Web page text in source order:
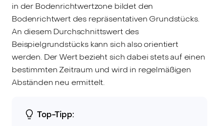
in der Bodenrichtwertzone bildet den
Bodenrichtwert des repräsentativen Grundstücks.
An diesem Durchschnittswert des
Beispielgrundstücks kann sich also orientiert
werden. Der Wert bezieht sich dabei stets auf einen
bestimmten Zeitraum und wird in regelmäßigen
Abständen neu ermittelt.
Top-Tipp: